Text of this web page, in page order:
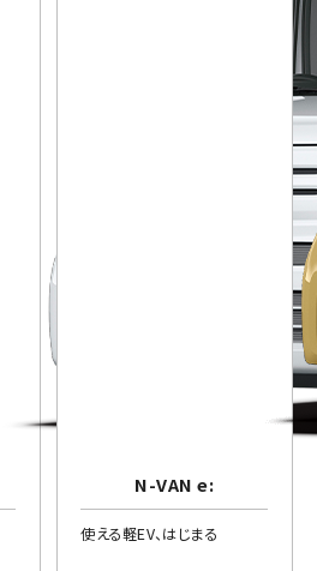
N-VAN e:
使える軽EV、はじまる